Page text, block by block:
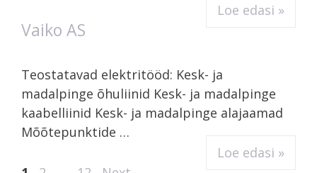
Loe edasi »
Vaiko AS
Teostatavad elektritööd: Kesk- ja
madalpinge õhuliinid Kesk- ja madalpinge
kaabelliinid Kesk- ja madalpinge alajaamad
Mõõtepunktide …
Loe edasi »